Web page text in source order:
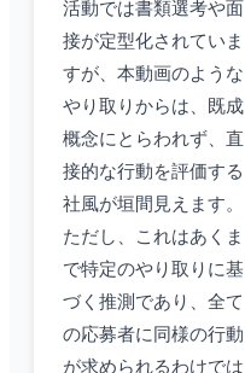
活動では書類選考や面
接が定型化されていま
すが、本動画のような
やり取りからは、既成
概念にとらわれず、直
接的な行動を評価する
社風が垣間見えます。
ただし、これはあくま
で特定のやり取りに基
づく推測であり、全て
の応募者に同様の行動
が求められるわけでは